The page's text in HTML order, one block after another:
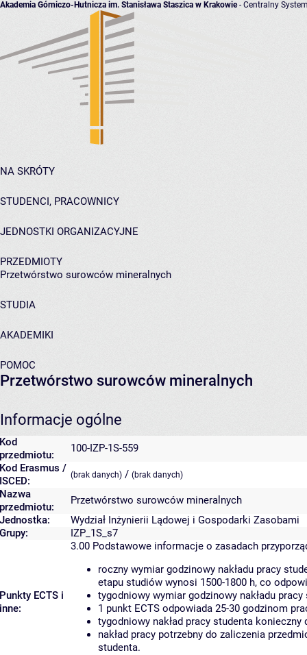
Akademia Górniczo-Hutnicza im. Stanisława Staszica w Krakowie- Centralny
NA SKRÓTY
STUDENCI, PRACOWNICY
JEDNOSTKI ORGANIZACYJNE
PRZEDMIOTY
Przetwórstwo surowców mineralnych
STUDIA
AKADEMIKI
POMOC
Przetwórstwo surowców mineralnych
Informacje ogólne
Kod
przedmiotu:
100-IZP-1S-559
Kod Erasmus /
ISCED:
(brak danych) / (brak danych)
Nazwa
przedmiotu:
Przetwórstwo surowców mineralnych
Jednostka:
Wydział Inżynierii Lądowej i Gospodarki Zasobami
Grupy:
IZP_1S_s7
Punkty ECTS i
inne:
3.00 Podstawowe informacje o zasadach
roczny wymiar godzinowy nakładu pracy
etapu studiów wynosi 1500-1800 h, co
tygodniowy wymiar godzinowy nakładu
1 punkt ECTS odpowiada 25-30 godzinom
tygodniowy nakład pracy studenta
nakład pracy potrzebny do zaliczenia
studenta.